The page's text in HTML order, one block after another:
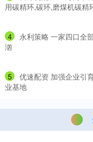
用碳精环,碳环,磨煤机碳精
4
永利策略 一家四口全
汹
5
优速配资 加强企业引
业基地